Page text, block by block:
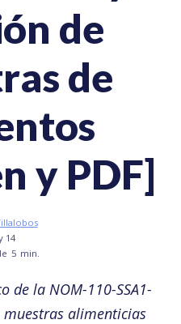
de
de
y PDF]
14
5 min.
de la NOM-110-SSA1-
alimenticias